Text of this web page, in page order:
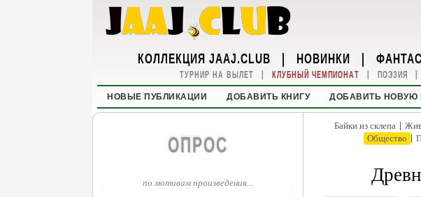
КОЛЛЕКЦИЯ JAAJ.CLUB | НОВИНКИ |
ТУРНИР НА ВЫЛЕТ | КЛУБНЫЙ ЧЕМПИОНАТ | ПОЭЗИЯ |
НОВЫЕ ПУБЛИКАЦИИ ДОБАВИТЬ КНИГУ ДОБАВИТЬ НОВУЮ
ОПРОС
по мотивам произведения...
Байки из склепа |
Общество |